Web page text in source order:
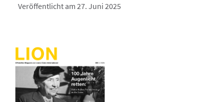
Veröffentlicht am 27. Juni 2025